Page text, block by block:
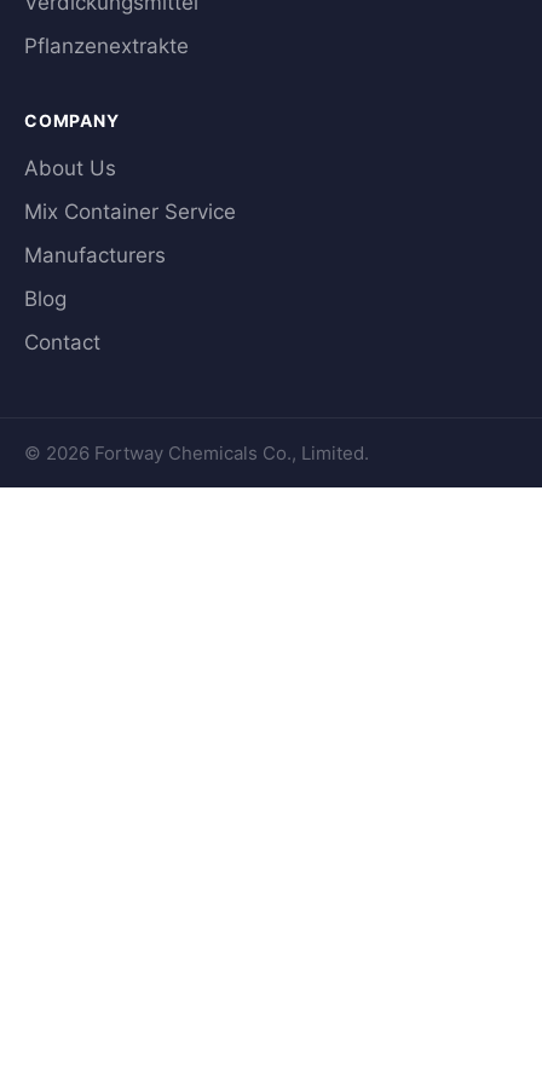
Pflanzenextrakte
COMPANY
About Us
Mix Container Service
Manufacturers
Blog
Contact
© 2026 Fortway Chemicals Co., Limited.